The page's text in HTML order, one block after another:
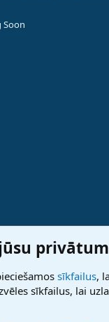
Soon
sīkfailus,
sīkfailus, lai